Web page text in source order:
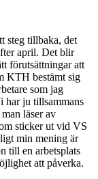
steg tillbaka, det
april. Det blir
förutsättningar att
KTH bestämt sig
som jag
har ju tillsammans
läser av
sticker ut vid VS
min mening är
till en arbetsplats
att påverka.